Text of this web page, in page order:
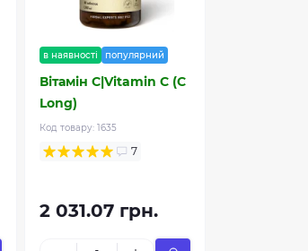
в наявності популярний
Вітамін С|Vitamin C (C
Long)
Код товару:1635
7
2 031.07 грн.